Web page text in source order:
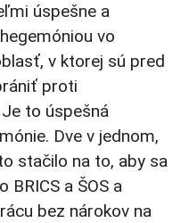
úspešne a
vo
v ktorej sú pred
proti
to úspešná
Dve v jednom,
stačilo na to, aby sa
BRICS a ŠOS a
bez nárokov na